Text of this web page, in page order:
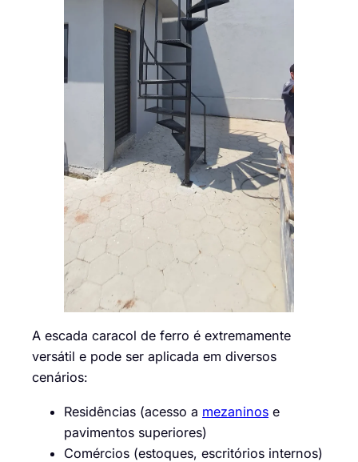
A escada caracol de ferro é extremamente
versátil e pode ser aplicada em diversos
cenários:
Residências (acesso a mezaninos e
pavimentos superiores)
Comércios (estoques, escritórios internos)